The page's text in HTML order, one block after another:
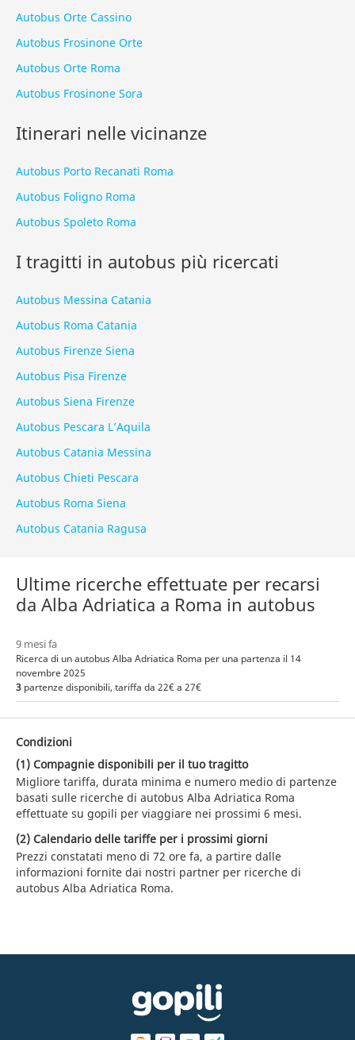
Autobus Orte Cassino
Autobus Frosinone Orte
Autobus Orte Roma
Autobus Frosinone Sora
Itinerari nelle vicinanze
Autobus Porto Recanati Roma
Autobus Foligno Roma
Autobus Spoleto Roma
I tragitti in autobus più ricercati
Autobus Messina Catania
Autobus Roma Catania
Autobus Firenze Siena
Autobus Pisa Firenze
Autobus Siena Firenze
Autobus Pescara L’Aquila
Autobus Catania Messina
Autobus Chieti Pescara
Autobus Roma Siena
Autobus Catania Ragusa
Ultime ricerche effettuate per recarsi
da Alba Adriatica a Roma in autobus
9 mesi fa
Ricerca di un autobus Alba Adriatica Roma per una partenza il 14
novembre 2025
3 partenze disponibili, tariffa da 22€ a 27€
Condizioni
(1) Compagnie disponibili per il tuo tragitto
Migliore tariffa, durata minima e numero medio di partenze
basati sulle ricerche di autobus Alba Adriatica Roma
effettuate su gopili per viaggiare nei prossimi 6 mesi.
(2) Calendario delle tariffe per i prossimi giorni
Prezzi constatati meno di 72 ore fa, a partire dalle
informazioni fornite dai nostri partner per ricerche di
autobus Alba Adriatica Roma.